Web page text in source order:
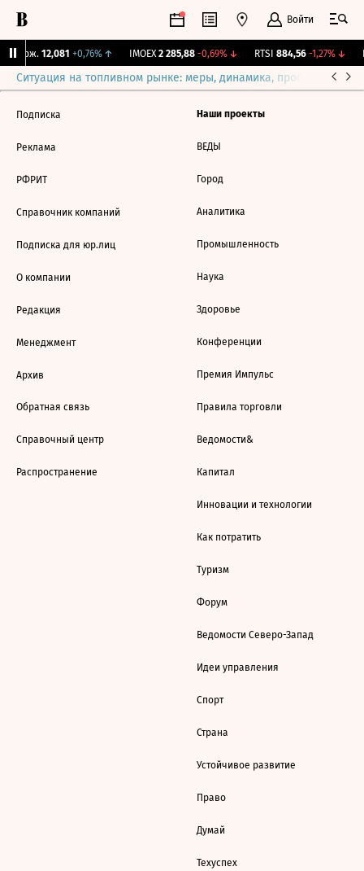
Войти
Бирж. 12,081 +0,76%↑ IMOEX 2 285,88 -0,69%↓ RTSI 884,56 -1,27%↓
Ситуация на топливном рынке: меры, динамика, прогнозы
Подписка
Реклама
РФРИТ
Справочник компаний
Подписка для юр.лиц
О компании
Редакция
Менеджмент
Архив
Обратная связь
Справочный центр
Распространение
Наши проекты
ВЕДЫ
Город
Аналитика
Промышленность
Наука
Здоровье
Конференции
Премия Импульс
Правила торговли
Ведомости&
Капитал
Инновации и технологии
Как потратить
Туризм
Форум
Ведомости Северо-Запад
Идеи управления
Спорт
Страна
Устойчивое развитие
Право
Думай
Техуспех